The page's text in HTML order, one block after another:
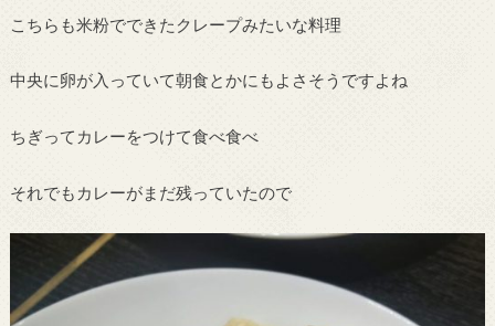
こちらも米粉でできたクレープみたいな料理
中央に卵が入っていて朝食とかにもよさそうですよね
ちぎってカレーをつけて食べ食べ
それでもカレーがまだ残っていたので